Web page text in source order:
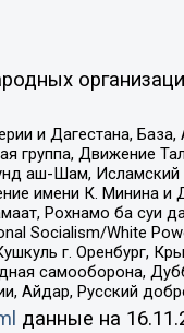
и Дагестана, База,
Движение
аш-Шам,
имени К. Минина и
Рохнамо ба суи
White
г. Оренбург,
самооборона,
Айдар, Русский
данные на